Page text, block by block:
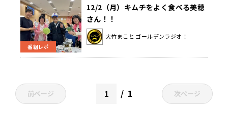
番組レポ
12/2（月）キムチをよく食べる美穂
さん！！
大竹まこと ゴールデンラジオ！
前ページ 1 次ページ